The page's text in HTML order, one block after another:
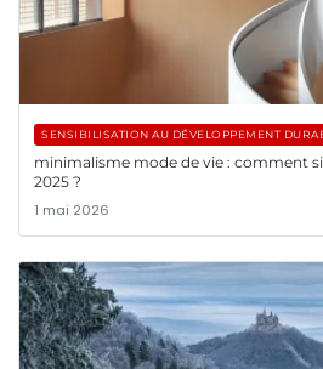
SENSIBILISATION AU DÉVELOPPEMENT
minimalisme mode de vie : comment
2025 ?
1 mai 2026